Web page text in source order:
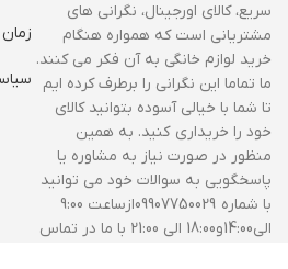
سریع، کالای اورجینال، نگرانی های
مشتریانی است که همواره هنگام
خرید لوازم خانگی به آن فکر می کنند.
ما تماما این نگرانی را برطرف کرده ایم
تا شما با خیالی آسوده بتوانید کالای
خود را خریداری کنید. به همین
منظور در صورت نیاز به مشاوره یا
پاسخگویی به سوالات خود می توانید
با شماره 09907750029ازساعت 9:00
الی14:00و18:00 الی 21:00 با ما در تماس